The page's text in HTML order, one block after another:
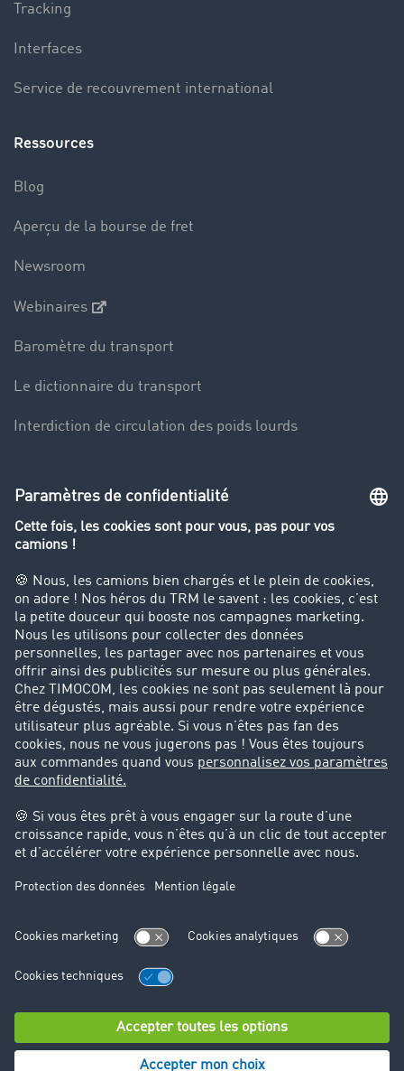
Tracking
Interfaces
Service de recouvrement international
Ressources
Blog
Aperçu de la bourse de fret
Newsroom
Webinaires
Baromètre du transport
Le dictionnaire du transport
Interdiction de circulation des poids lourds
Parrainage clients
Cadre légal
Mentions légales
CGV
Protection des données
Cookie-Einstellungen
Support
Support technique
© TIMOCOM GmbH 2024. Tous droits réservés